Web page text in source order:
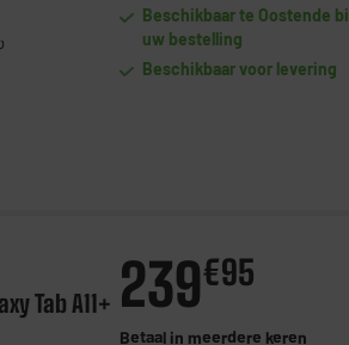
Beschikbaar te Oostende
uw bestelling
Beschikbaar voor levering
Tab A11+ 239€95
Betaal in meerdere keren